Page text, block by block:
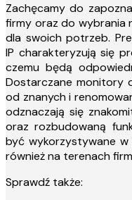
Zachęcamy do
firmy oraz do wybrania
dla swoich potrzeb.
IP charakteryzują się
czemu będą
Dostarczane monitory
od znanych i
odznaczają się
oraz rozbudowaną
być wykorzystywane
również na terenach
Sprawdź także: